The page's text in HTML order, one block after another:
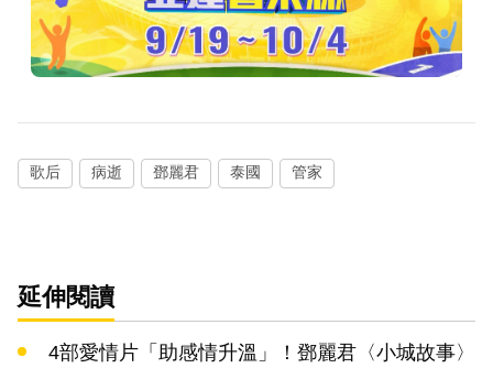
歌后 病逝 鄧麗君 泰國 管家
延伸閱讀
4部愛情片「助感情升溫」！鄧麗君〈小城故事〉